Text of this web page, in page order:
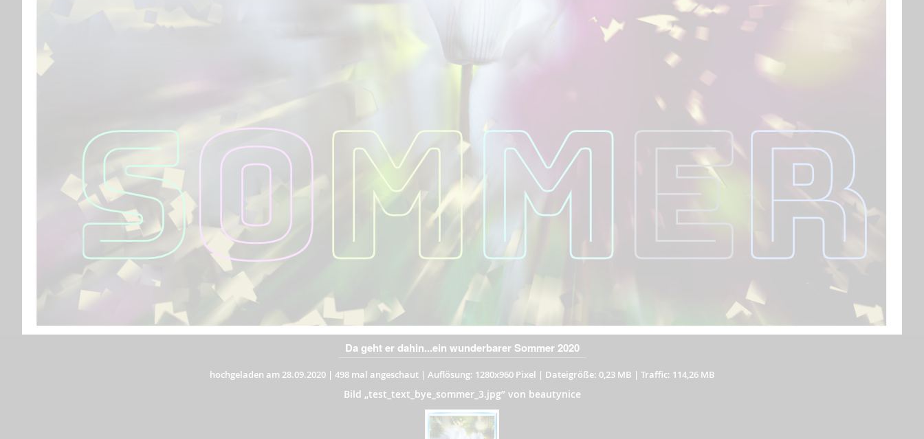
Da geht er dahin...ein wunderbarer Sommer 2020
hochgeladen am 28.09.2020| 498 mal angeschaut| Auflösung: 1280x960 Pixel | Dateigröße: 0,23 MB | Traffic: 114,26 MB
Bild „test_text_bye_sommer_3.jpg” von beautynice